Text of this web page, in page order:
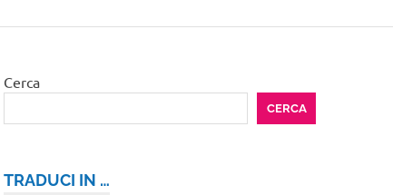
Cerca
CERCA
TRADUCI IN …